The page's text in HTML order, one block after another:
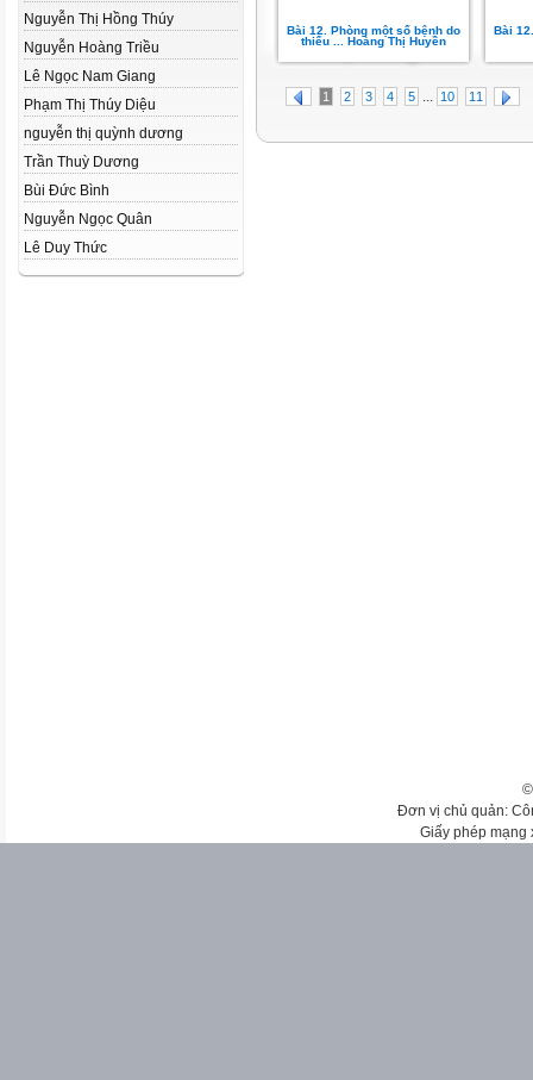
Nguyễn Thị Hồng Thúy
Nguyễn Hoàng Triều
Lê Ngọc Nam Giang
Phạm Thị Thúy Diệu
nguyễn thị quỳnh dương
Trần Thuỳ Dương
Bùi Đức Bình
Nguyễn Ngọc Quân
Lê Duy Thức
Bài 12. Phòng một số bệnh do
thiếu ... Hoàng Thị Huyền
Bài
1 2 3 4 5 ... 10 11
Đơn vị chủ quản:
Giấy phép mạng